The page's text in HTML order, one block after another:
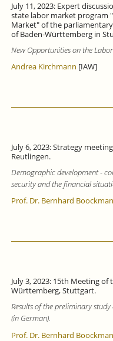
July 11, 2023: Expert
state labor market program
Market" of the
of Baden-Württemberg in
New Opportunities on the
Andrea Kirchmann [IAW]
July 6, 2023: Strategy
Reutlingen.
Demographic development -
security and the financial
Prof. Dr. Bernhard
July 3, 2023: 15th Meeting
Württemberg, Stuttgart.
Results of the preliminary
(in German).
Prof. Dr. Bernhard